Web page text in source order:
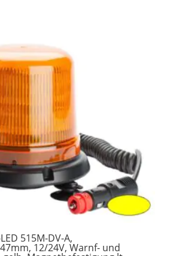
515M-DV-A,
12/24V, Warnf- und